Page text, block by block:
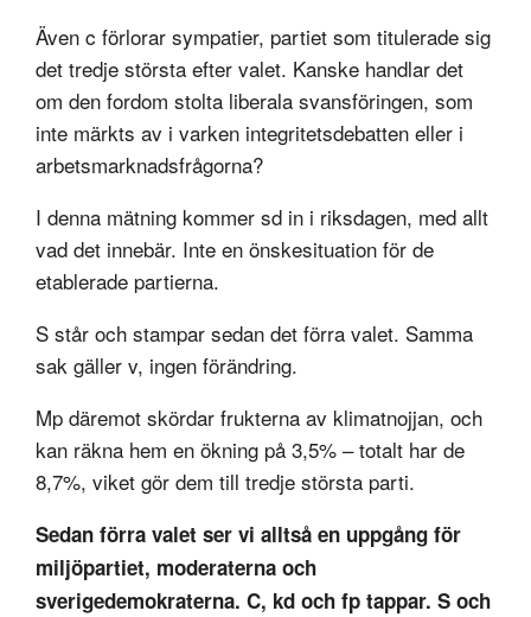
Även c förlorar sympatier, partiet som titulerade sig
det tredje största efter valet. Kanske handlar det
om den fordom stolta liberala svansföringen, som
inte märkts av i varken integritetsdebatten eller i
arbetsmarknadsfrågorna?
I denna mätning kommer sd in i riksdagen, med allt
vad det innebär. Inte en önskesituation för de
etablerade partierna.
S står och stampar sedan det förra valet. Samma
sak gäller v, ingen förändring.
Mp däremot skördar frukterna av klimatnojjan, och
kan räkna hem en ökning på 3,5% – totalt har de
8,7%, viket gör dem till tredje största parti.
Sedan förra valet ser vi alltså en uppgång för
miljöpartiet, moderaterna och
sverigedemokraterna. C, kd och fp tappar. S och